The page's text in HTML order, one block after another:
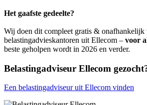
Het gaafste gedeelte?
Wij doen dit compleet gratis & onafhankelijk
belastingadvieskantoren uit Ellecom – voor
beste geholpen wordt in 2026 en verder.
Belastingadviseur Ellecom
Een belastingadviseur uit Ellecom vinden